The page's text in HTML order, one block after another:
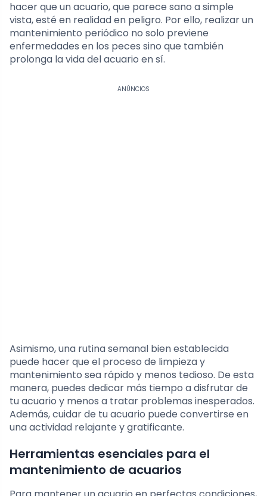
hacer que un acuario, que parece sano a simple
vista, esté en realidad en peligro. Por ello, realizar un
mantenimiento periódico no solo previene
enfermedades en los peces sino que también
prolonga la vida del acuario en sí.
ANÚNCIOS
Asimismo, una rutina semanal bien establecida
puede hacer que el proceso de limpieza y
mantenimiento sea rápido y menos tedioso. De esta
manera, puedes dedicar más tiempo a disfrutar de
tu acuario y menos a tratar problemas inesperados.
Además, cuidar de tu acuario puede convertirse en
una actividad relajante y gratificante.
Herramientas esenciales para el
mantenimiento de acuarios